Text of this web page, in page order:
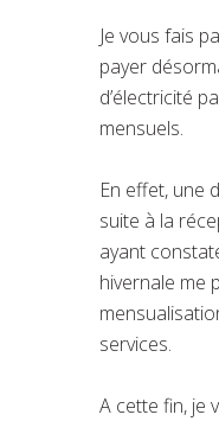
Je vous fais
payer
d’électricité
mensuels.
En effet, une
suite à la
ayant
hivernale me
services.
A cette fin, je